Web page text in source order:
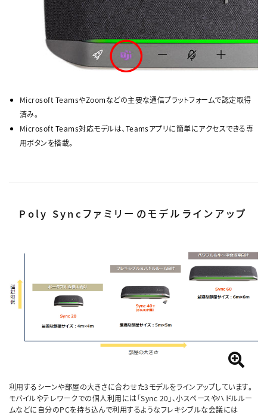
Microsoft TeamsやZoomなどの主要な通信プラットフォームで認定取得
済み。
Microsoft Teams対応モデルは、Teamsアプリに簡単にアクセスできる専
用ボタンを搭載。
Poly Syncファミリーのモデルラインアップ
利用するシーンや部屋の大きさに合わせた3モデルをラインアップしています。
モバイルやテレワークでの個人利用には「Sync 20」、小スペースやハドルルー
ムなどに自分のPCを持ち込んで利用するようなフレキシブルな会議には